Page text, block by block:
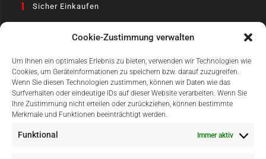
Cookie-Zustimmung verwalten
Um Ihnen ein optimales Erlebnis zu bieten, verwenden wir Technologien wie
Cookies, um Geräteinformationen zu speichern bzw. darauf zuzugreifen.
Wenn Sie diesen Technologien zustimmen, können wir Daten wie das
Surfverhalten oder eindeutige IDs auf dieser Website verarbeiten. Wenn Sie
Ihre Zustimmung nicht erteilen oder zurückziehen, können bestimmte
Merkmale und Funktionen beeinträchtigt werden.
Funktional Immer aktiv
Sicher Einkaufen
Einfach Online Bezahlen